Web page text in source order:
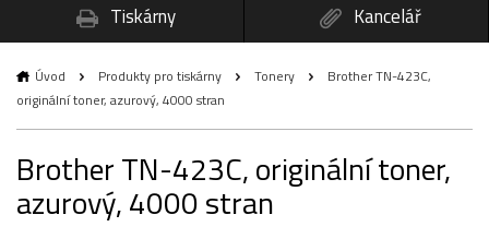
Tiskárny
Kancelář
Úvod Produkty pro tiskárny Tonery
Brother TN-423C,
originální toner, azurový, 4000 stran
Brother TN-423C, originální toner,
azurový, 4000 stran